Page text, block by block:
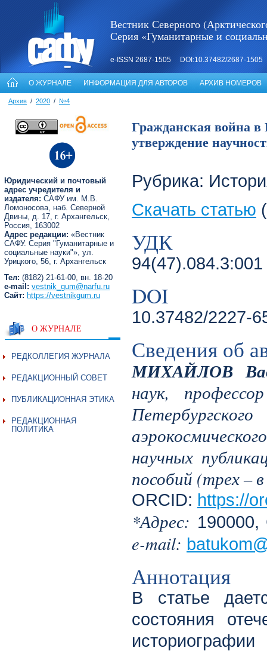
Вестник Северного
Серия «Гуманитарные и
e-ISSN 2687-1505 DOI:10.37482/2687-1505
О ЖУРНАЛЕ ИНФОРМАЦИЯ ДЛЯ АВТОРОВ АРХИВ НОМЕРОВ
Архив / 2020 / №4
Юридический и почтовый
адрес учредителя и
издателя: САФУ им. М.В.
Ломоносова, наб. Северной
Двины, д. 17, г. Архангельск,
Россия, 163002
Адрес редакции: «Вестник
САФУ. Серия "Гуманитарные и
социальные науки"», ул.
Урицкого, 56, г. Архангельск
Тел: (8182) 21-61-00, вн. 18-20
e-mail: vestnik_gum@narfu.ru
Сайт: https://vestnikgum.ru
О ЖУРНАЛЕ
РЕДКОЛЛЕГИЯ ЖУРНАЛА
РЕДАКЦИОННЫЙ СОВЕТ
ПУБЛИКАЦИОННАЯ ЭТИКА
РЕДАКЦИОННАЯ
ПОЛИТИКА
Гражданская война в
утверждение
Рубрика:
Скачать статью
УДК
94(47).084.3:001
DOI
10.37482/2227-
Сведения об
МИХАЙЛОВ
наук,
научных
пособий (трех –
ORCID: https://
*Адрес: 190000,
e-mail:
Аннотация
В статье
состояния